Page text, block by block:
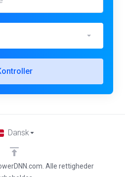
Alle rettigheder
Dansk